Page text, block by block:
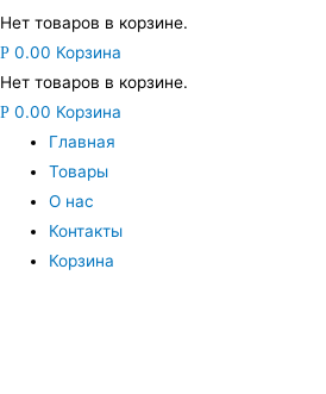
Нет товаров в корзине.
Р 0.00 Корзина
Нет товаров в корзине.
Р 0.00 Корзина
Главная
Товары
О нас
Контакты
Корзина